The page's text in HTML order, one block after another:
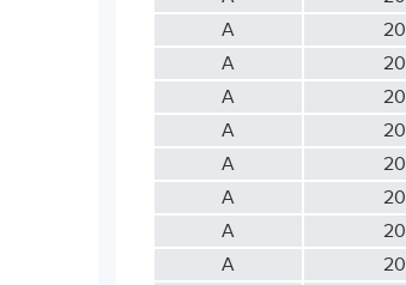
А
20
А
20
А
20
А
20
А
20
А
20
А
20
А
20